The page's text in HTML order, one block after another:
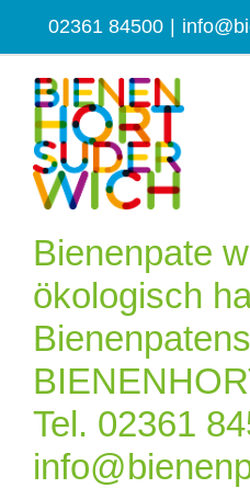
Inhalt
springen
02361 84500 |
Bienenpate
ökologisch
Tel. 02361